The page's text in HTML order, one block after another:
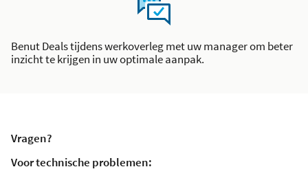
Benut Deals tijdens werkoverleg met uw manager om beter
inzicht te krijgen in uw optimale aanpak.
Vragen?
Voor technische problemen: